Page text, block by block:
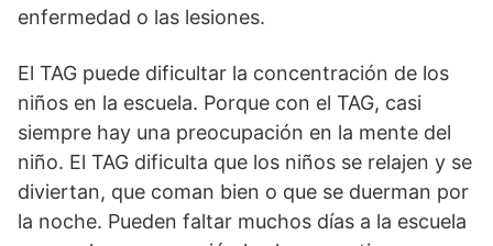
enfermedad o las lesiones.
El TAG puede dificultar la concentración de los
niños en la escuela. Porque con el TAG, casi
siempre hay una preocupación en la mente del
niño. El TAG dificulta que los niños se relajen y se
diviertan, que coman bien o que se duerman por
la noche. Pueden faltar muchos días a la escuela